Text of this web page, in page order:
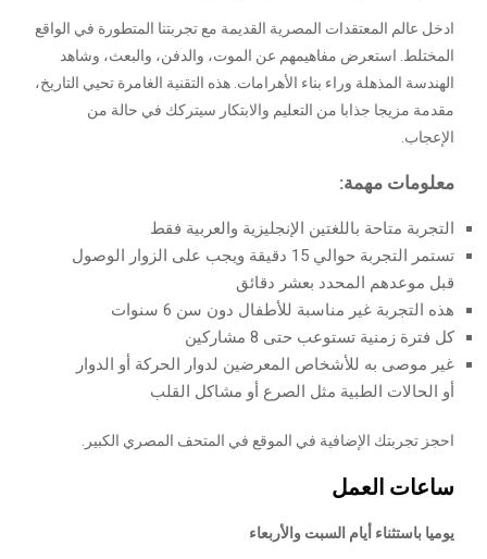
ادخل عالم المعتقدات المصرية القديمة مع تجربتنا المتطورة في الواقع
المختلط. استعرض مفاهيمهم عن الموت، والدفن، والبعث، وشاهد
الهندسة المذهلة وراء بناء الأهرامات. هذه التقنية الغامرة تحيي التاريخ،
مقدمة مزيجا جذابا من التعليم والابتكار سيتركك في حالة من
الإعجاب.
معلومات مهمة:
التجربة متاحة باللغتين الإنجليزية والعربية فقط
تستمر التجربة حوالي 15 دقيقة ويجب على الزوار الوصول
قبل موعدهم المحدد بعشر دقائق
هذه التجربة غير مناسبة للأطفال دون سن 6 سنوات
كل فترة زمنية تستوعب حتى 8 مشاركين
غير موصى به للأشخاص المعرضين لدوار الحركة أو الدوار
أو الحالات الطبية مثل الصرع أو مشاكل القلب
احجز تجربتك الإضافية في الموقع في المتحف المصري الكبير.
ساعات العمل
يوميا باستثناء أيام السبت والأربعاء